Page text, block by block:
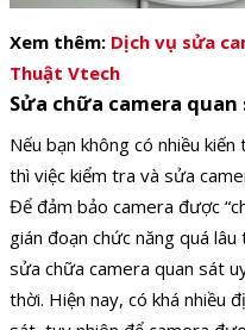
Xem thêm: Dịch vụ sửa
Thuật Vtech
Sửa chữa camera
Nếu bạn không có nhiều
thì việc kiểm tra và sửa
Để đảm bảo camera được
gián đoạn chức năng quá
sửa chữa camera quan sát
thời. Hiện nay, có khá nhiều